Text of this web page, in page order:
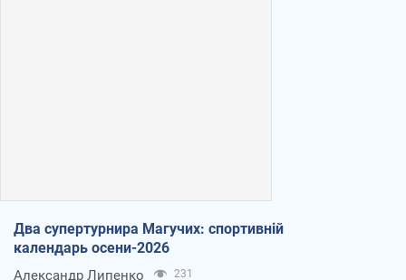
Два супертурнира Магучих: спортивній
календарь осени-2026
Александр Липенко 231